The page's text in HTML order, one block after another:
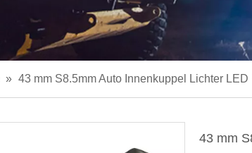
» 43 mm S8.5mm Auto Innenkuppel Lichter
43 mm